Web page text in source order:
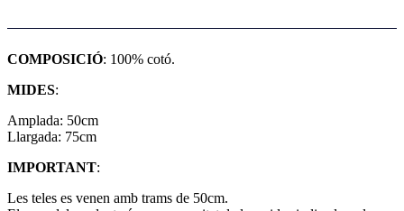
COMPOSICIÓ: 100% cotó.
MIDES:
Amplada: 50cm
Llargada: 75cm
IMPORTANT:
Les teles es venen amb trams de 50cm.